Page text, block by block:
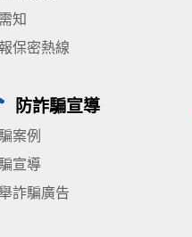
知
保密熱線
防詐騙宣導
案例
宣導
詐騙廣告